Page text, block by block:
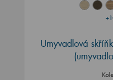
Umyvadlová